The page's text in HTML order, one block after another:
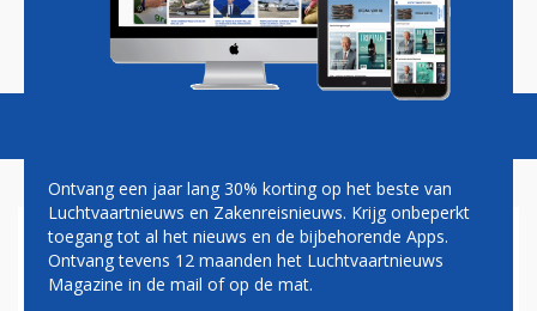
Magazine Podcasts Vacatures
HARBERS
Ontvang een jaar lang 30% korting op het beste van
Luchtvaartnieuws en Zakenreisnieuws. Krijg onbeperkt
toegang tot al het nieuws en de bijbehorende Apps.
Ontvang tevens 12 maanden het Luchtvaartnieuws
Magazine in de mail of op de mat.